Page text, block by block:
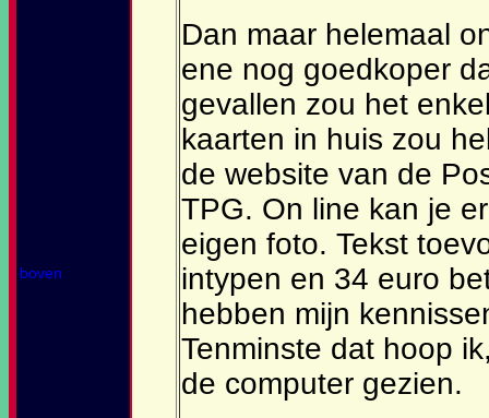
boven
Dan maar helemaal
ene nog goedkoper
gevallen zou het
kaarten in huis zou
de website van de
TPG. On line kan je
eigen foto. Tekst
intypen en 34 euro
hebben mijn
Tenminste dat hoop
de computer gezien.